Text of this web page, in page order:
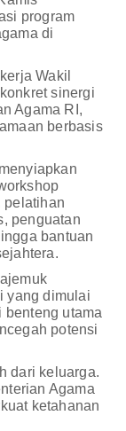
program
di
Wakil
sinergi
Agama RI,
berbasis
pelatihan
penguatan
bantuan
yang dimulai
benteng utama
potensi
dari keluarga.
Agama
ketahanan